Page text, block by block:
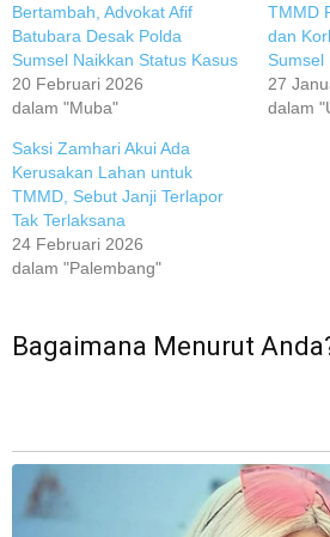
Bertambah, Advokat Afif
Batubara Desak Polda
Sumsel Naikkan Status Kasus
20 Februari 2026
dalam "Muba"
TMMD
dan
Sumsel
27
dalam
Saksi Zamhari Akui Ada
Kerusakan Lahan untuk
TMMD, Sebut Janji Terlapor
Tak Terlaksana
24 Februari 2026
dalam "Palembang"
Bagaimana Menurut